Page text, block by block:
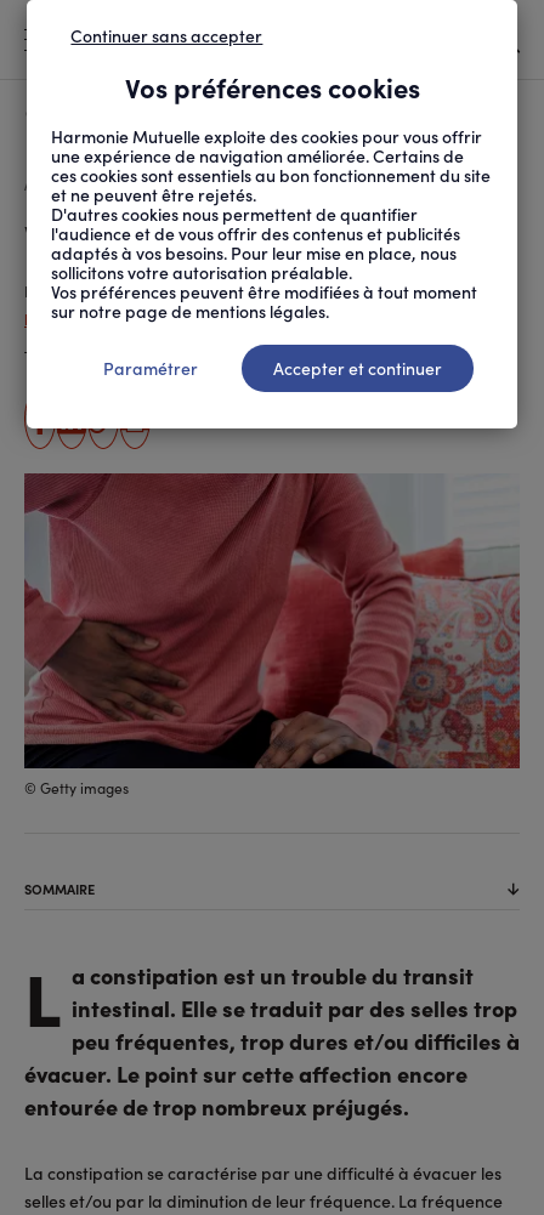
D'ARIANE
ACCUEIL SANTÉ ET SOINS MALADIES ET TRAITEMENTS VRAI/FAUX SUR LA CON...
Vrai/faux sur la constipation
Publié le28.01.2025
Patricia Guipponi
Temps de lecture estimé 5 minute(s)
partager
sur
facebook
partager
sur
linkedin
Copier
l'URL
Imprimer
© Getty images
SOMMAIRE
L a constipation est un trouble du transit
intestinal. Elle se traduit par des selles trop
peu fréquentes, trop dures et/ou difficiles à
évacuer. Le point sur cette affection encore
entourée de trop nombreux préjugés.
La constipation se caractérise par une difficulté à évacuer les
selles et/ou par la diminution de leur fréquence. La fréquence
Vos préférences cookies
Harmonie Mutuelle exploite des cookies pour vous offrir
une expérience de navigation améliorée. Certains de
ces cookies sont essentiels au bon fonctionnement du site
et ne peuvent être rejetés.
D'autres cookies nous permettent de quantifier
l'audience et de vous offrir des contenus et publicités
adaptés à vos besoins. Pour leur mise en place, nous
sollicitons votre autorisation préalable.
Vos préférences peuvent être modifiées à tout moment
sur notre page de mentions légales.
Continuer sans accepter
Paramétrer Accepter et continuer